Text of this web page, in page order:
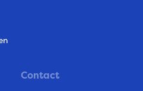
Contact